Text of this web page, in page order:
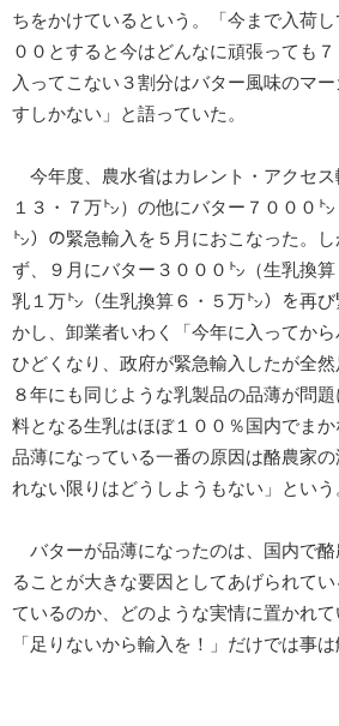
ちをかけているという。「今まで入荷し
００とすると今はどんなに頑張っても７
入ってこない３割分はバター風味のマ
すしかない」と語っていた。
今年度、農水省はカレント・アクセ
１３・７万㌧）の他にバター７０００
㌧）の緊急輸入を５月におこなった。
ず、９月にバター３０００㌧（生乳換
乳１万㌧（生乳換算６・５万㌧）を再
かし、卸業者いわく「今年に入ってか
ひどくなり、政府が緊急輸入したが全
８年にも同じような乳製品の品薄が問
料となる生乳はほぼ１００％国内でま
品薄になっている一番の原因は酪農家
れない限りはどうしようもない」という
バターが品薄になったのは、国内で酪
ることが大きな要因としてあげられて
ているのか、どのような実情に置かれ
「足りないから輸入を！」だけでは事は